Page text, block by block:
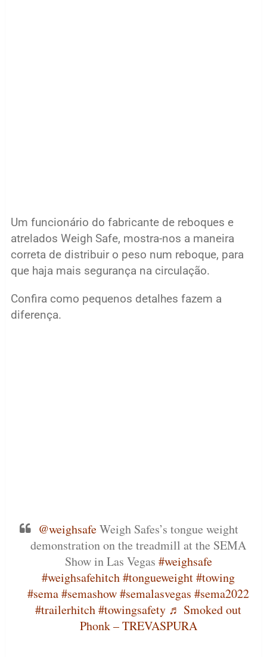
Um funcionário do fabricante de reboques e
atrelados Weigh Safe, mostra-nos a maneira
correta de distribuir o peso num reboque, para
que haja mais segurança na circulação.
Confira como pequenos detalhes fazem a
diferença.
@weighsafeWeigh Safes’s tongue weight
demonstration on the treadmill at the SEMA
Show in Las Vegas #weighsafe
#weighsafehitch #tongueweight #towing
#sema #semashow #semalasvegas #sema2022
#trailerhitch #towingsafety ♬ Smoked out
Phonk – TREVASPURA